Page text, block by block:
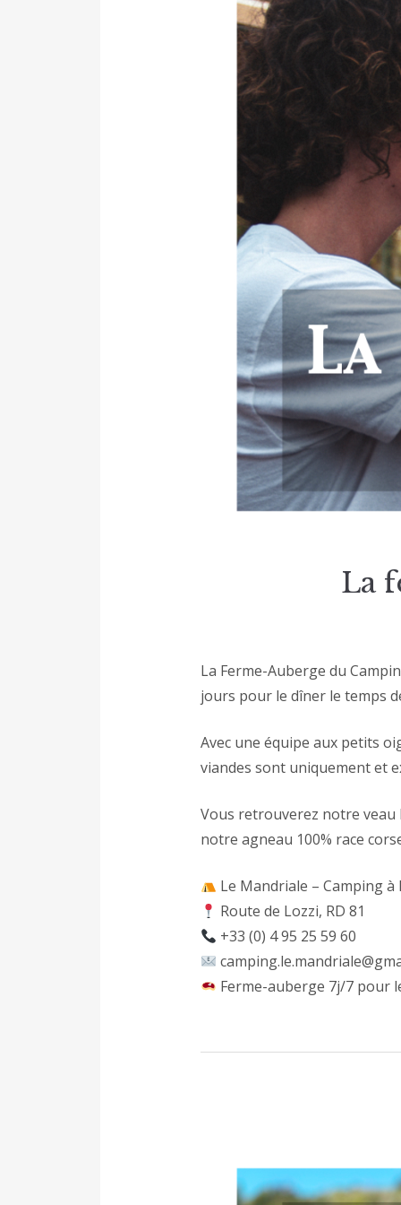
Mandriale
La
La Ferme-Auberge du
jours pour le dîner le temps
Avec une équipe aux petits
viandes sont uniquement et
Vous retrouverez notre veau
notre agneau 100% race
Le Mandriale – Camping
Route de Lozzi, RD 81
+33 (0) 4 95 25 59 60
Ferme-auberge 7j/7 pour